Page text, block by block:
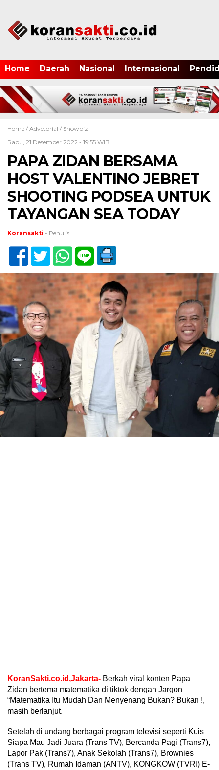
Home Daerah Nasional Internasional
Home / Advetorial / Showbiz
Rabu, 21 Desember 2022 - 19:55 WIB
PAPA ZIDAN BERSAMA
HOST VALENTINO JEBRET
SHOOTING PODSEA UNTUK
TAYANGAN SEA TODAY
Koransakti - Penulis
KoranSakti.co.id,Jakarta- Berkah viral konten Papa
Zidan bertema matematika di tiktok dengan Jargon
“Matematika Itu Mudah Dan Menyenang Bukan? Bukan !,
masih berlanjut.
Setelah di undang berbagai program televisi seperti Kuis
Siapa Mau Jadi Juara (Trans TV), Bercanda Pagi (Trans7),
Lapor Pak (Trans7), Anak Sekolah (Trans7), Brownies
(Trans TV), Rumah Idaman (ANTV), KONGKOW (TVRI) E-